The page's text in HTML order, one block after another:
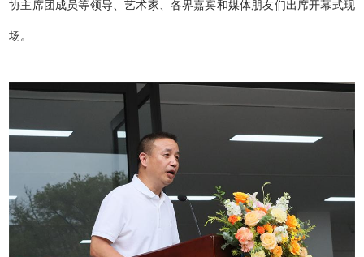
协主席团成员等领导、艺术家、各界嘉宾和媒体朋友们出席开幕式现
场。